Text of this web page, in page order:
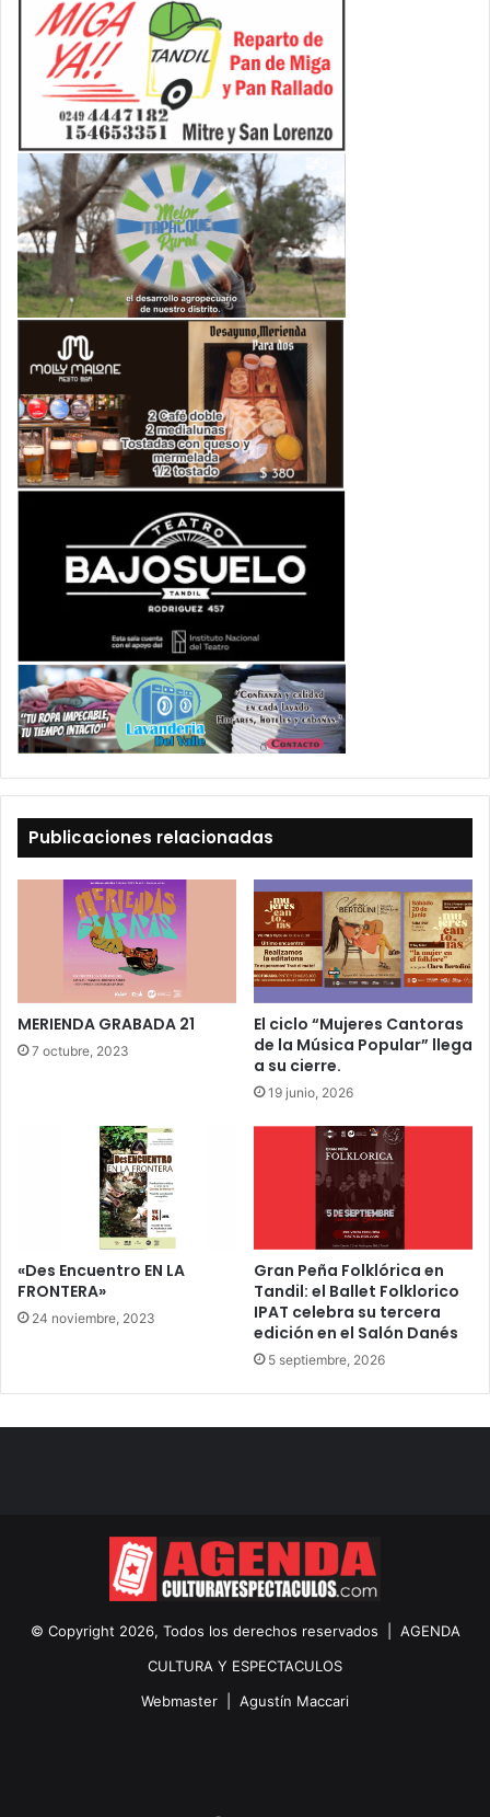
Publicaciones relacionadas
MERIENDA GRABADA 21
7 octubre, 2023
El ciclo “Mujeres Cantoras
de la Música Popular” llega
a su cierre.
19 junio, 2026
«Des Encuentro EN LA
FRONTERA»
24 noviembre, 2023
Gran Peña Folklórica en
Tandil: el Ballet Folklorico
IPAT celebra su tercera
edición en el Salón Danés
5 septiembre, 2026
© Copyright 2026, Todos los derechos reservados | AGENDA
CULTURA Y ESPECTACULOS
Webmaster | Agustín Maccari